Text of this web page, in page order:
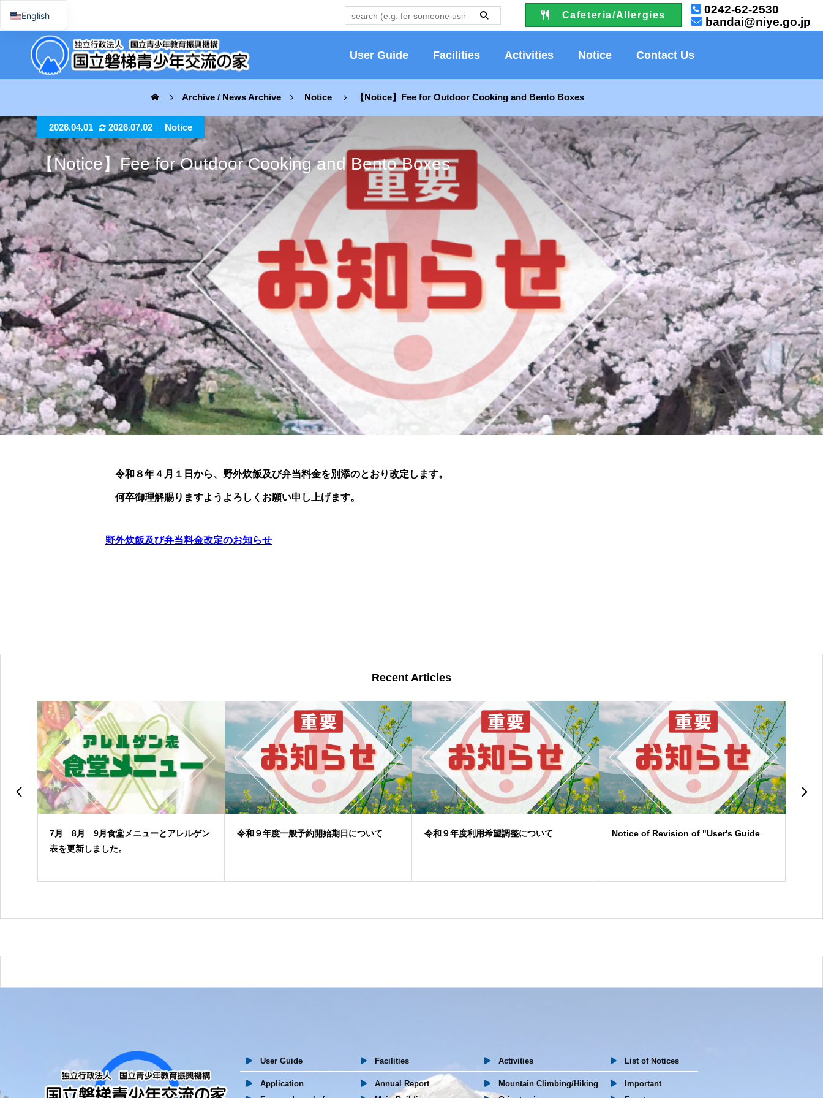
(in
Japanese
Cafeteria/Allergies
0242-62-2530
bandai@niye.go.jp
User Guide Facilities Activities Notice Contact Us
Archive / News Archive Notice 【Notice】Fee for Outdoor Cooking and Bento Boxes
2026.04.01 2026.07.02 Notice
【Notice】Fee for Outdoor Cooking and Bento Boxes
令和８年４月１日から、野外炊飯及び弁当料金を別添のとおり改定します。
何卒御理解賜りますようよろしくお願い申し上げます。
野外炊飯及び弁当料金改定のお知らせ
Recent Articles
7月 8月 9月食堂メニューとアレルゲン
表を更新しました。
令和９年度一般予約開始期日について 令和９年度利用希望調整について Notice of Revision of "User's Guide
User Guide Facilities
Application
Annual Report
Activities List of Notices
Mountain Climbing/Hiking
Important
English
日本語